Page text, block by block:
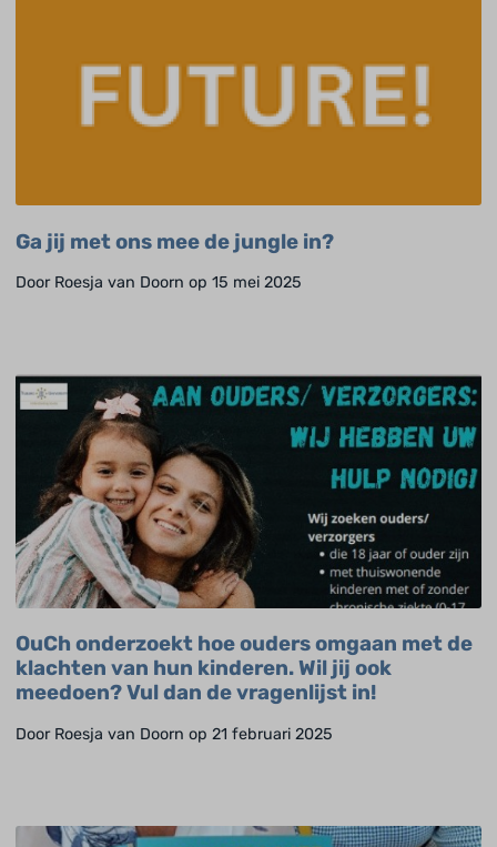
Ga jij met ons mee de jungle in?
Door Roesja van Doorn op 15 mei 2025
OuCh onderzoekt hoe ouders omgaan met de
klachten van hun kinderen. Wil jij ook
meedoen? Vul dan de vragenlijst in!
Door Roesja van Doorn op 21 februari 2025